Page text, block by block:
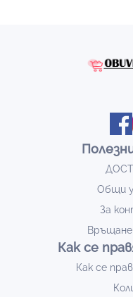
Общи
За
Връщане
Как се
Как се